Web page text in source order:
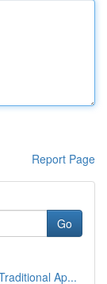
Report Page
Go
Ap...